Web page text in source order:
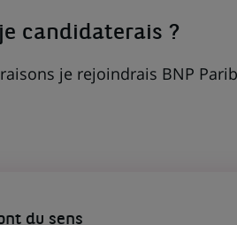
candidaterais ?
je rejoindrais BNP
du sens